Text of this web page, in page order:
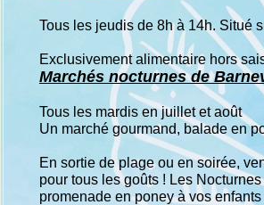
Tous les jeudis de 8h à 14h. Situé
Exclusivement alimentaire hors
Marchés nocturnes de
Tous les mardis en juillet et août
Un marché gourmand, balade en
En sortie de plage ou en soirée,
pour tous les goûts ! Les
promenade en poney à vos enfants